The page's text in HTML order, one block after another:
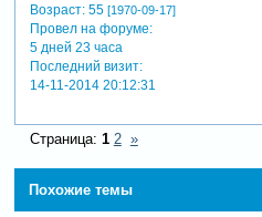
Возраст:55 [1970-09-17]
Провел на форуме:
5 дней 23 часа
Последний визит:
14-11-2014 20:12:31
Страница: 1 2 »
Похожие темы